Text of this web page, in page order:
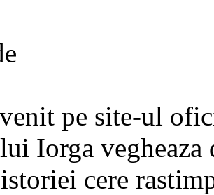
pe site-ul
Iorga
cere